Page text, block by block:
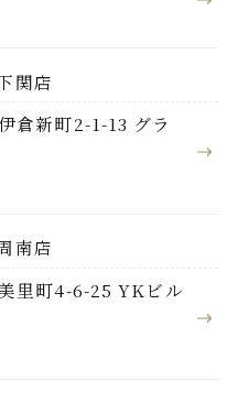
関店
倉新町2-1-13 グラ
南店
里町4-6-25 YKビル